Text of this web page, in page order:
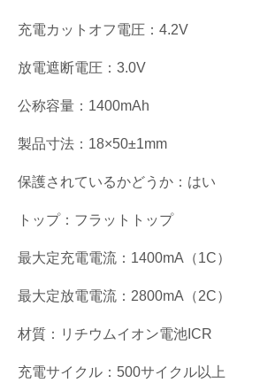
充電カットオフ電圧：4.2V
放電遮断電圧：3.0V
公称容量：1400mAh
製品寸法：18×50±1mm
保護されているかどうか：はい
トップ：フラットトップ
最大定充電電流：1400mA（1C）
最大定放電電流：2800mA（2C）
材質：リチウムイオン電池ICR
充電サイクル：500サイクル以上